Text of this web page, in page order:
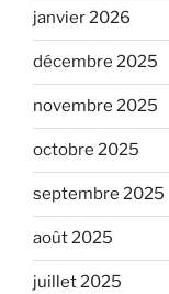
janvier 2026
décembre 2025
novembre 2025
octobre 2025
septembre 2025
août 2025
juillet 2025